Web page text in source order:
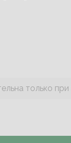
только при